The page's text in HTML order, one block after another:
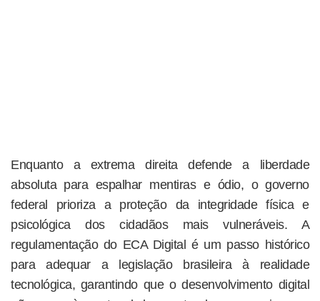
Enquanto a extrema direita defende a liberdade
absoluta para espalhar mentiras e ódio, o governo
federal prioriza a proteção da integridade física e
psicológica dos cidadãos mais vulneráveis. A
regulamentação do ECA Digital é um passo histórico
para adequar a legislação brasileira à realidade
tecnológica, garantindo que o desenvolvimento digital